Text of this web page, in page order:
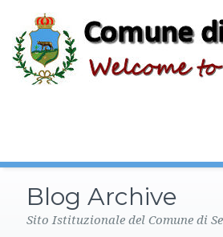
Blog Archive
Sito Istituzionale del Comune di